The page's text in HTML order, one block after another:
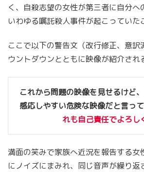
く、自殺志望の女性が第三者に自分へ
いわゆる嘱託殺人事件が起こっていた
ここで以下の警告文（改行修正、意訳
ウントダウンとともに映像が紹介され
これから問題の映像を見せるけど
感応しやすい危険な映像だと言って
れも自己責任でよろし
満面の笑みで家族へ近況を報告する女
にノイズにまみれ、同じ音声が繰り返